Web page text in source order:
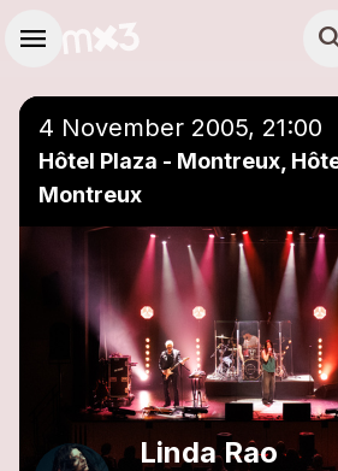
menu
4 November 2005, 21:00
Hôtel Plaza - Montreux,
Montreux
Linda Rao
Einer Playlist hinzufügen